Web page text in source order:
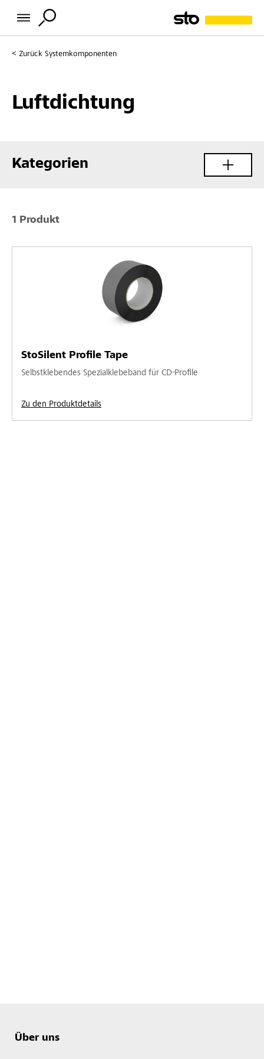
Zurück Systemkomponenten
Luftdichtung
Kategorien
1 Produkt
StoSilent Profile Tape
Selbstklebendes Spezialklebeband für CD-Profile
Zu den Produktdetails
Über uns